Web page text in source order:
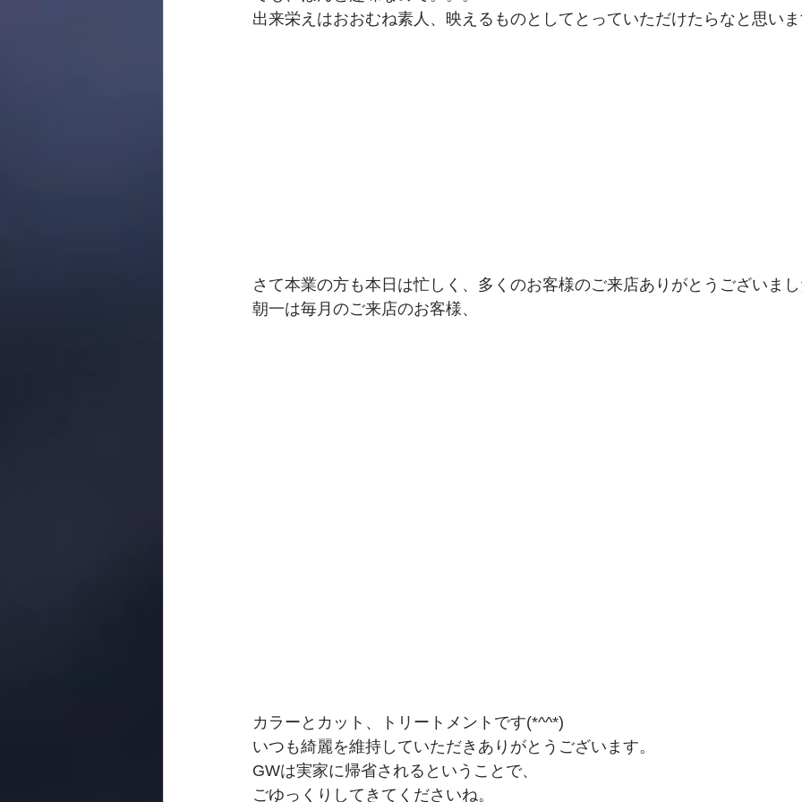
出来栄えはおおむね素人、映えるものとしてとっていただけたらなと思い
さて本業の方も本日は忙しく、多くのお客様のご来店ありがとうございま
朝一は毎月のご来店のお客様、
カラーとカット、トリートメントです(*^^*)
いつも綺麗を維持していただきありがとうございます。
GWは実家に帰省されるということで、
ごゆっくりしてきてくださいね。